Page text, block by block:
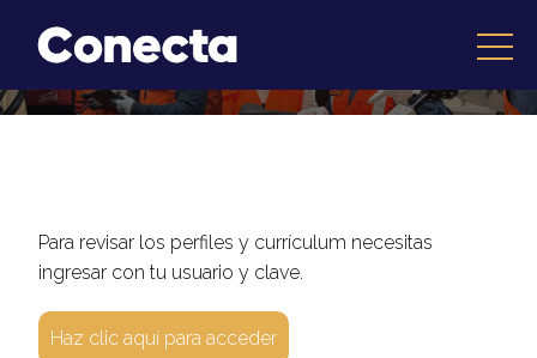
Para revisar los perfiles y currículum necesitas
ingresar con tu usuario y clave.
Haz clic aquí para acceder